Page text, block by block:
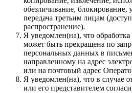
обезличивание, блокирование,
передача третьим лицам
распространение).
Я уведомлен(на), что
может быть прекращена по
персональных данных в
направленному на адрес
или на почтовый адрес
Я уведомлен(на), что в случае
или его представителем